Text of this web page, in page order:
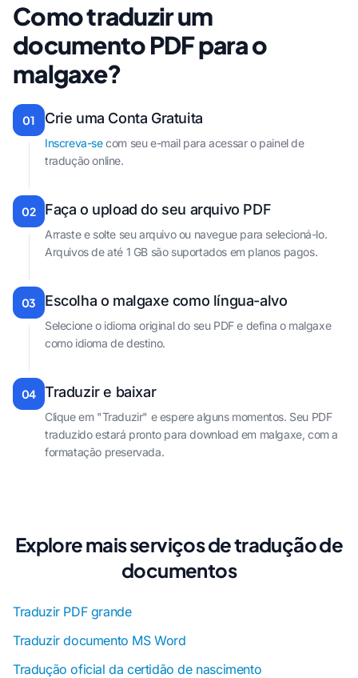
Como traduzir um
documento PDF para o
malgaxe?
01 Crie uma Conta Gratuita
Inscreva-secom seu e-mail para acessar o painel de
tradução online.
02 Faça o upload do seu arquivo PDF
Arraste e solte seu arquivo ou navegue para selecioná-lo.
Arquivos de até 1 GB são suportados em planos pagos.
03 Escolha o malgaxe como língua-alvo
Selecione o idioma original do seu PDF e defina o malgaxe
como idioma de destino.
04 Traduzir e baixar
Clique em "Traduzir" e espere alguns momentos. Seu PDF
traduzido estará pronto para download em malgaxe, com a
formatação preservada.
Explore mais serviços de tradução de
documentos
Traduzir PDF grande
Traduzir documento MS Word
Tradução oficial da certidão de nascimento